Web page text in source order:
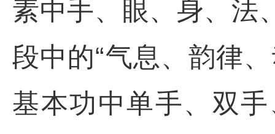
素中手、眼、身、法
段中的“气息、韵律
基本功中单手、双